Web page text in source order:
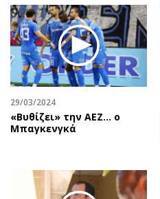
Θέατρο-Χορός
Μουσική
Εικαστικά
Βιβλίο
Χειρόγραφα
29/03/2024
«Βυθίζει» την ΑΕΖ… ο
Μπαγκενγκά